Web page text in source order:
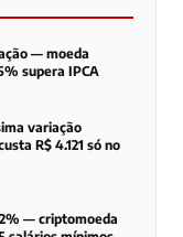
— moeda
supera IPCA
variação
R$ 4.121 só no
— criptomoeda